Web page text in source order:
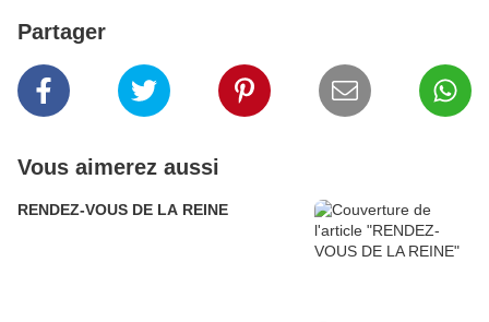
Partager
Vous aimerez aussi
RENDEZ-VOUS DE LA REINE